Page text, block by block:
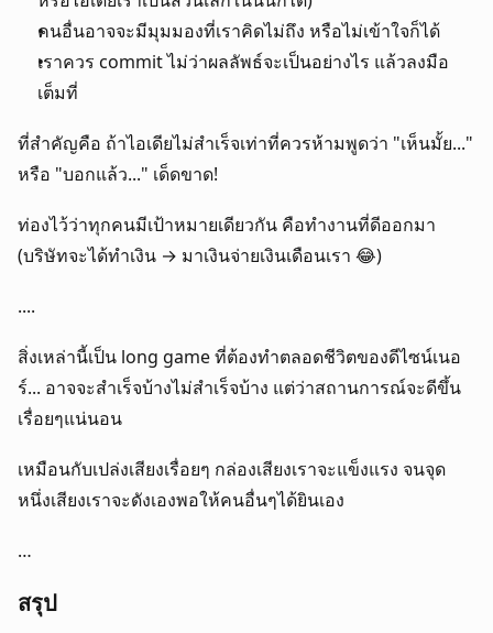
คนอื่นอาจจะมีมุมมองที่เราคิดไม่ถึง หรือไม่เข้าใจก็ได้
เราควร commit ไม่ว่าผลลัพธ์จะเป็นอย่างไร แล้วลงมือ
เต็มที่
ที่สำคัญคือ ถ้าไอเดียไม่สำเร็จเท่าที่ควรห้ามพูดว่า "เห็นมั้ย..."
หรือ "บอกแล้ว..." เด็ดขาด!
ท่องไว้ว่าทุกคนมีเป้าหมายเดียวกัน คือทำงานที่ดีออกมา
(บริษัทจะได้ทำเงิน → มาเงินจ่ายเงินเดือนเรา 😂)
....
สิ่งเหล่านี้เป็น long game ที่ต้องทำตลอดชีวิตของดีไซน์เนอ
ร์... อาจจะสำเร็จบ้างไม่สำเร็จบ้าง แต่ว่าสถานการณ์จะดีขึ้น
เรื่อยๆแน่นอน
เหมือนกับเปล่งเสียงเรื่อยๆ กล่องเสียงเราจะแข็งแรง จนจุด
หนึ่งเสียงเราจะดังเองพอให้คนอื่นๆได้ยินเอง
…
สรุป